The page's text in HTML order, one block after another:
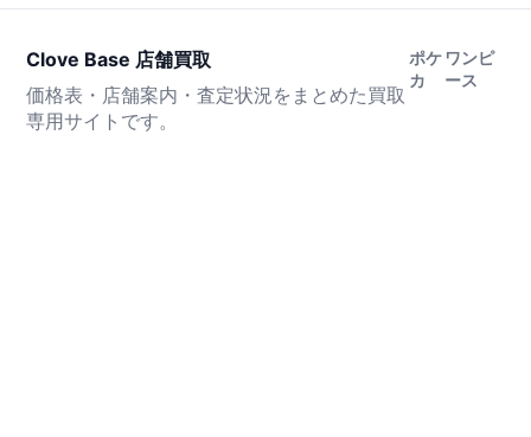
Clove Base 店舗買取
価格表・店舗案内・査定状況をまとめた買取
専用サイトです。
ポケ
カ
ワンピ
ース